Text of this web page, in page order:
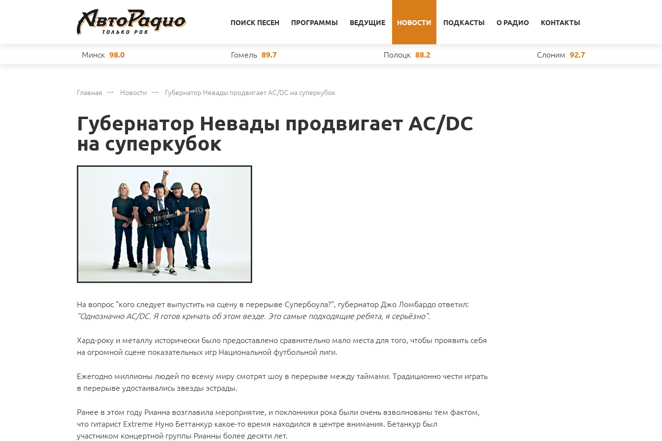
ПОИСК ПЕСЕН ПРОГРАММЫ ВЕДУЩИЕ НОВОСТИ ПОДКАСТЫ О РАДИО КОНТАКТЫ
Минск 98.0 Гомель 89.7 Полоцк 88.2 Слоним 92.7
Главная Новости Губернатор Невады продвигает AC/DC на суперкубок
Губернатор Невады продвигает AC/DC
на суперкубок
На вопрос "кого следует выпустить на сцену в перерыве Супербоула?", губернатор Джо Ломбардо ответил:
"Однозначно AC/DC. Я готов кричать об этом везде. Это самые подходящие ребята, я серьёзно".
Хард-року и металлу исторически было предоставлено сравнительно мало места для того, чтобы проявить себя
на огромной сцене показательных игр Национальной футбольной лиги.
Ежегодно миллионы людей по всему миру смотрят шоу в перерыве между таймами. Традиционно чести играть
в перерыве удостаивались звезды эстрады.
Ранее в этом году Рианна возглавила мероприятие, и поклонники рока были очень взволнованы тем фактом,
что гитарист Extreme Нуно Беттанкур какое-то время находился в центре внимания. Бетанкур был
участником концертной группы Рианны более десяти лет.